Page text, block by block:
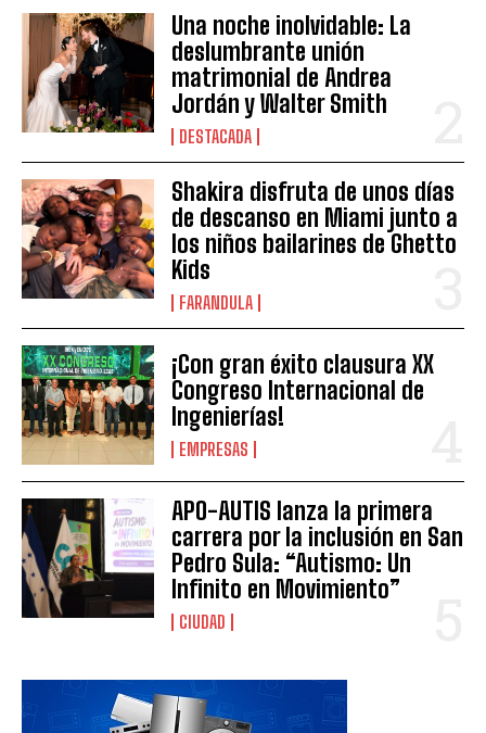
Una noche inolvidable: La
deslumbrante unión
matrimonial de Andrea
Jordán y Walter Smith
DESTACADA
Shakira disfruta de unos días
de descanso en Miami junto a
los niños bailarines de Ghetto
Kids
FARANDULA
¡Con gran éxito clausura XX
Congreso Internacional de
Ingenierías!
EMPRESAS
APO-AUTIS lanza la primera
carrera por la inclusión en San
Pedro Sula: “Autismo: Un
Infinito en Movimiento”
CIUDAD